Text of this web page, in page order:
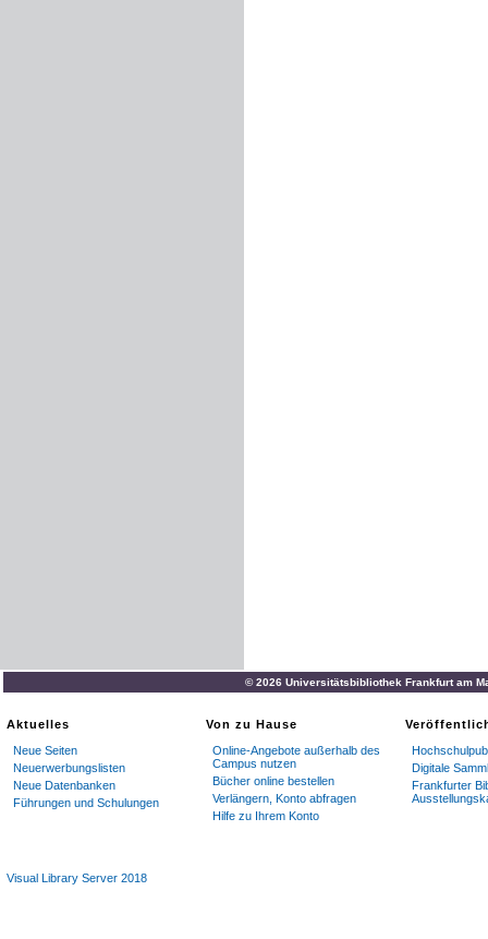
© 2026 Universitätsbibliothek Frankfurt am
Aktuelles
Neue Seiten
Neuerwerbungslisten
Neue Datenbanken
Führungen und Schulungen
Von zu Hause
Online-Angebote außerhalb des
Campus nutzen
Bücher online bestellen
Verlängern, Konto abfragen
Hilfe zu Ihrem Konto
Digitale
Frankfurter
Visual Library Server 2018